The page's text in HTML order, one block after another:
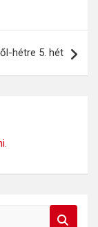
hétre 5. hét
.